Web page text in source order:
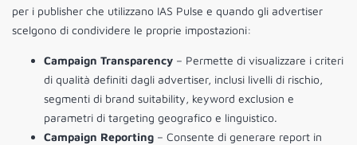
per i publisher che utilizzano IAS Pulse e quando gli advertiser
scelgono di condividere le proprie impostazioni:
Campaign Transparency – Permette di visualizzare i criteri
di qualità definiti dagli advertiser, inclusi livelli di rischio,
segmenti di brand suitability, keyword exclusion e
parametri di targeting geografico e linguistico.
Campaign Reporting – Consente di generare report in